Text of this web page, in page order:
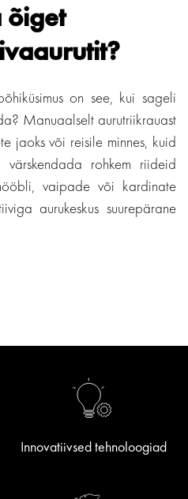
õiget
on see, kui sageli
Manuaalselt aurutriikrauast
jaoks või reisile minnes, kuid
rohkem riideid
vaipade või kardinate
aurukeskus suurepärane
Innovatiivsed tehnoloogiad